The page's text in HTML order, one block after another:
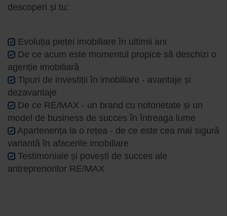
descoperi și tu:
Evoluția pieței imobiliare în ultimii ani
De ce acum este momentul propice să deschizi o
agenție imobiliară
Tipuri de investiții în imobiliare - avantaje și
dezavantaje
De ce RE/MAX - un brand cu notorietate și un
model de business de succes în întreaga lume
Apartenența la o rețea - de ce este cea mai sigură
variantă în afacerile imobiliare
Testimoniale și povești de succes ale
antreprenorilor RE/MAX